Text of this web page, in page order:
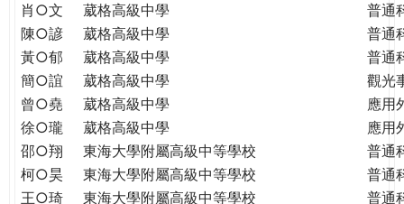
GLOBAL
CITIZENSHIP
肖○文
葳格高級中學
普通
陳○諺
葳格高級中學
普通
黃○郁
葳格高級中學
普通
簡○誼
葳格高級中學
觀光
曾○堯
葳格高級中學
應用
徐○瓏
葳格高級中學
應用
邵○翔
東海大學附屬高級中等學校
普通
柯○昊
東海大學附屬高級中等學校
普通
王○琦
東海大學附屬高級中等學校
普通